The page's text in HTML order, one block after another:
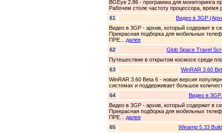
BGEye 2.86 - программа для мониторинга
Рабочем столе частоту процессора, время
61
Видео в 3GP
Видео в 3GP - архив, который содержит в
Прекрасная подборка для мобильных
ПРЕ... далее
62
Glob Space Travel
Путешествие в открытом космосе среди
63
WinRAR 3.60
WinRAR 3.60 Beta 6 - новая версия
системах и поддерживает большое
64
Видео в 3GP.
Видео в 3GP - архив, который содержит в
Прекрасная подборка для мобильных
ПРЕ... далее
65
Winamp 5.33